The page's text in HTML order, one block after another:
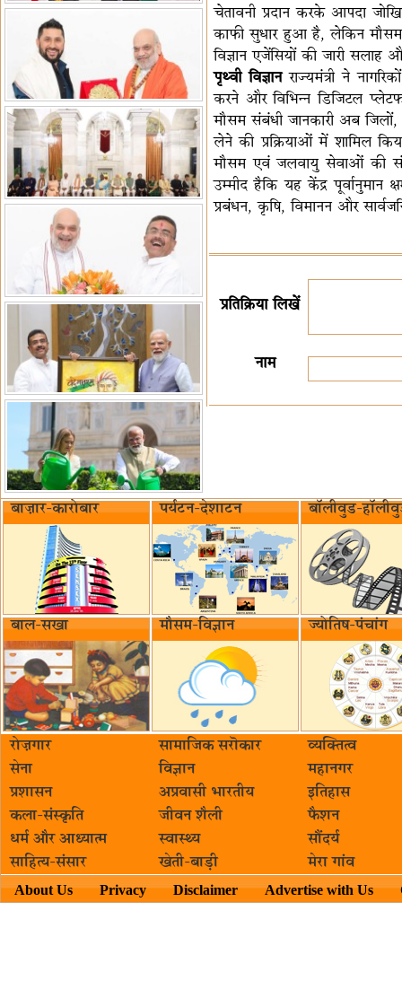
चेतावनी प्रदान करके आपदा
काफी सुधार हुआ है, लेकिन मौसम
विज्ञान एजेंसियों की जारी सलाह
पृथ्वी विज्ञानराज्यमंत्री ने
करने और विभिन्न डिजिटल
मौसम संबंधी जानकारी अब
लेने की प्रक्रियाओं में शामिल
मौसम एवं जलवायु सेवाओं की
उम्मीद हैकि यह केंद्र पूर्वानुमान
प्रबंधन, कृषि, विमानन और
प्रतिक्रिया लिखें
नाम
बाज़ार-कारोबार पर्यटन-देशाटन बॉलीवुड-
बाल-सखा मौसम-विज्ञान ज्योतिष-पंचांग
रोज़गार सामाजिक सरॊकार‌
व्यक्तित्व
सेना
विज्ञान
महानगर
प्रशासन
अप्रवासी भारतीय
इतिहास
कला-संस्कृति
जीवन शैली
फैशन
धर्म और आध्यात्म
स्वास्थ्य
सौंदर्य
साहित्य-संसार
खेती-बाड़ी मेरा गांव
About Us Privacy Disclaimer Advertise with Us